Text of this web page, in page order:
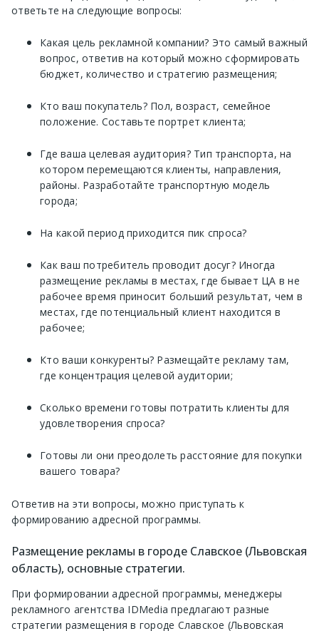
ответьте на следующие вопросы:
Какая цель рекламной компании? Это самый важный
вопрос, ответив на который можно сформировать
бюджет, количество и стратегию размещения;
Кто ваш покупатель? Пол, возраст, семейное
положение. Составьте портрет клиента;
Где ваша целевая аудитория? Тип транспорта, на
котором перемещаются клиенты, направления,
районы. Разработайте транспортную модель
города;
На какой период приходится пик спроса?
Как ваш потребитель проводит досуг? Иногда
размещение рекламы в местах, где бывает ЦА в не
рабочее время приносит больший результат, чем в
местах, где потенциальный клиент находится в
рабочее;
Кто ваши конкуренты? Размещайте рекламу там,
где концентрация целевой аудитории;
Сколько времени готовы потратить клиенты для
удовлетворения спроса?
Готовы ли они преодолеть расстояние для покупки
вашего товара?
Ответив на эти вопросы, можно приступать к
формированию адресной программы.
Размещение рекламы в городе Славское (Львовская
область), основные стратегии.
При формировании адресной программы, менеджеры
рекламного агентства IDMedia предлагают разные
стратегии размещения в городе Славское (Львовская